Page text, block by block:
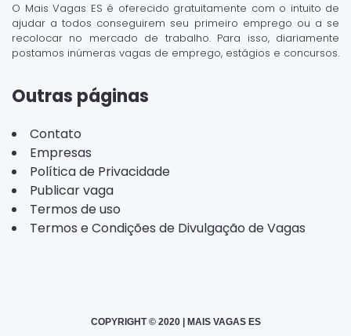
O Mais Vagas ES é oferecido gratuitamente com o intuito de
ajudar a todos conseguirem seu primeiro emprego ou a se
recolocar no mercado de trabalho. Para isso, diariamente
postamos inúmeras vagas de emprego, estágios e concursos.
Outras páginas
Contato
Empresas
Política de Privacidade
Publicar vaga
Termos de uso
Termos e Condições de Divulgação de Vagas
COPYRIGHT © 2020 | MAIS VAGAS ES